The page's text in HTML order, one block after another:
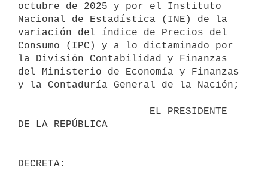
octubre de 2025 y por el Instituto
Nacional de Estadística (INE) de la
variación del índice de Precios del
Consumo (IPC) y a lo dictaminado por
la División Contabilidad y Finanzas
del Ministerio de Economía y Finanzas
y la Contaduría General de la Nación;
DE LA REPÚBLICA